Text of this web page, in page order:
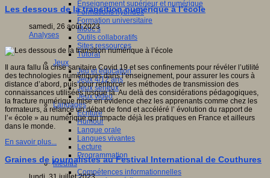
Enseignement supérieur et numérique
Formations hybrides
Formation universitaire
Mooc’s
Outils collaboratifs
Sites ressources
Tutorat
Jeux
Jeu et éducation
Jeux 4/12 ans
Jeux sérieux
Jeux vidéo
Langages
Ecriture
Humour
Langue orale
Langues vivantes
Lecture
Programmation
Médias
Compétences informationnelles
Les dessous de la transition numérique à l’école
samedi, 26 août 2023
Analyses
Il aura fallu la crise sanitaire Covid 19 et ses confinements pour révéler l’utilité
des technologies numériques dans l’enseignement, pour assurer les cours à
distance d’abord, puis pour renforcer les méthodes de transmission des
connaissances utilisées jusque là. Au delà des considérations pédagogiques,
la fracture numérique mise en évidence chez les apprenants comme chez les
formateurs, a relancé un débat de fond et accéléré l’ évolution du rapport de
l’« école » au numérique qui impacte déjà les pratiques en France et ailleurs
dans le monde.
En savoir plus...
Graines de journalistes au Festival International de Couthures